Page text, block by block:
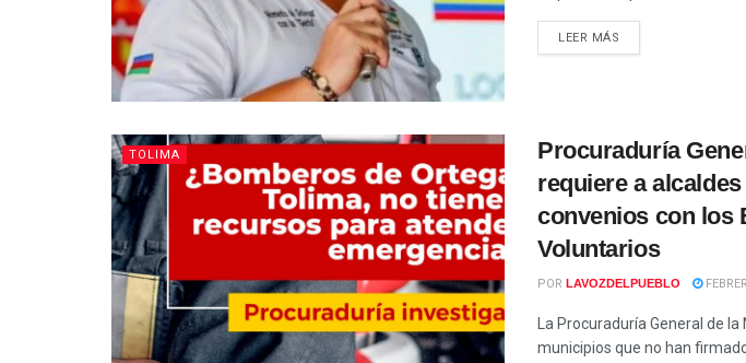
LEER MÁS
TOLIMA
Procuraduría
requiere a
convenios con los
Voluntarios
POR LAVOZDELPUEBLO
La Procuraduría General de la
municipios que no han